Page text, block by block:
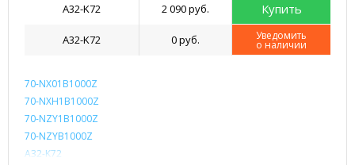
A32-K72
2 090 руб. Купить
A32-K72 0 руб. Уведомить
о наличии
70-NX01B1000Z
70-NXH1B1000Z
70-NZY1B1000Z
70-NZYB1000Z
A32-K72